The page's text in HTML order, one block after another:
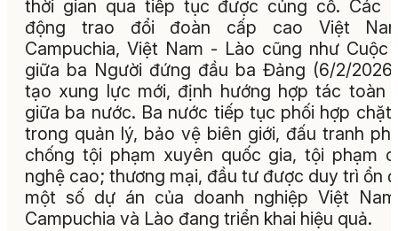
thời gian qua tiếp tục được củng cố. Các
động trao đổi đoàn cấp cao Việt
Campuchia, Việt Nam - Lào cũng như Cuộc
giữa ba Người đứng đầu ba Đảng (6/2/
tạo xung lực mới, định hướng hợp tác toàn
giữa ba nước. Ba nước tiếp tục phối hợp chặt
trong quản lý, bảo vệ biên giới, đấu tranh
chống tội phạm xuyên quốc gia, tội phạm
nghệ cao; thương mại, đầu tư được duy trì ổn
một số dự án của doanh nghiệp Việt
Campuchia và Lào đang triển khai hiệu quả.